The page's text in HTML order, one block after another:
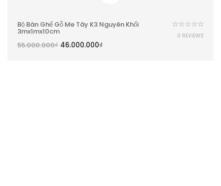
Bộ Bàn Ghế Gỗ Me Tây K3 Nguyên Khối
3mx1mx10cm
55.000.000₫ 46.000.000₫
0 REVIEWS